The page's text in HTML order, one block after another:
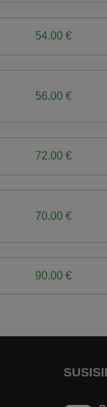
54.00 €
56.00 €
72.00 €
70.00 €
90.00 €